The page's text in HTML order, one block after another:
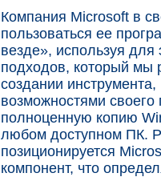
Компания Microsoft в
пользоваться ее
везде», используя
подходов, который мы
создании
возможностями
полноценную копию
любом доступном ПК.
позиционируется
компонент, что